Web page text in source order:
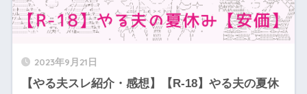
2023年9月21日
【やる夫スレ紹介・感想】【R-18】やる夫の夏休